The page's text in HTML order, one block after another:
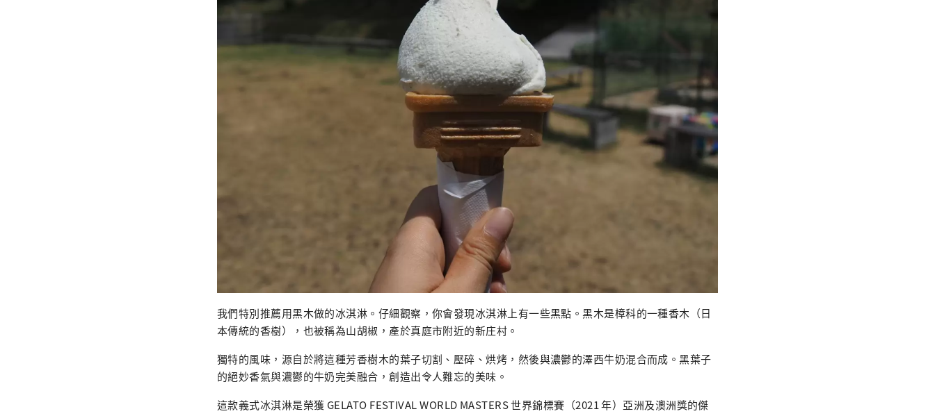
我們特別推薦用黑木做的冰淇淋。仔細觀察，你會發現冰淇淋上有一些黑點。黑木是樟科的一種香木（日
本傳統的香樹），也被稱為山胡椒，產於真庭市附近的新庄村。
獨特的風味，源自於將這種芳香樹木的葉子切割、壓碎、烘烤，然後與濃鬱的澤西牛奶混合而成。黑葉子
的絕妙香氣與濃鬱的牛奶完美融合，創造出令人難忘的美味。
這款義式冰淇淋是榮獲 GELATO FESTIVAL WORLD MASTERS 世界錦標賽（2021 年）亞洲及澳洲獎的傑